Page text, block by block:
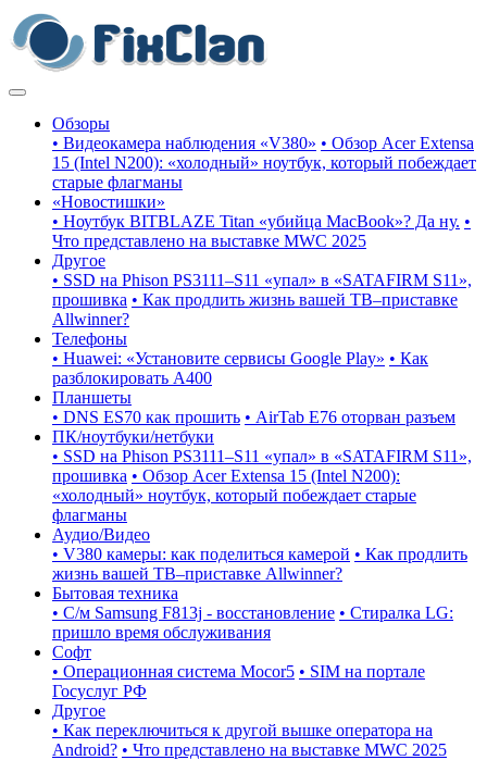
Обзоры
• Видеокамера наблюдения «V380» • Обзор Acer Extensa
15 (Intel N200): «холодный» ноутбук, который побеждает
старые флагманы
«Новостишки»
• Ноутбук BITBLAZE Titan «убийца MacBook»? Да ну. •
Что представлено на выставке MWC 2025
Другое
• SSD на Phison PS3111–S11 «упал» в «SATAFIRM S11»,
прошивка • Как продлить жизнь вашей ТВ–приставке
Allwinner?
Телефоны
• Huawei: «Установите сервисы Google Play» • Как
разблокировать A400
Планшеты
• DNS ES70 как прошить • AirTab E76 оторван разъем
ПК/ноутбуки/нетбуки
• SSD на Phison PS3111–S11 «упал» в «SATAFIRM S11»,
прошивка • Обзор Acer Extensa 15 (Intel N200):
«холодный» ноутбук, который побеждает старые
флагманы
Аудио/Видео
• V380 камеры: как поделиться камерой • Как продлить
жизнь вашей ТВ–приставке Allwinner?
Бытовая техника
• С/м Samsung F813j - восстановление • Стиралка LG:
пришло время обслуживания
Софт
• Операционная система Mocor5 • SIM на портале
Госуслуг РФ
Другое
• Как переключиться к другой вышке оператора на
Android? • Что представлено на выставке MWC 2025